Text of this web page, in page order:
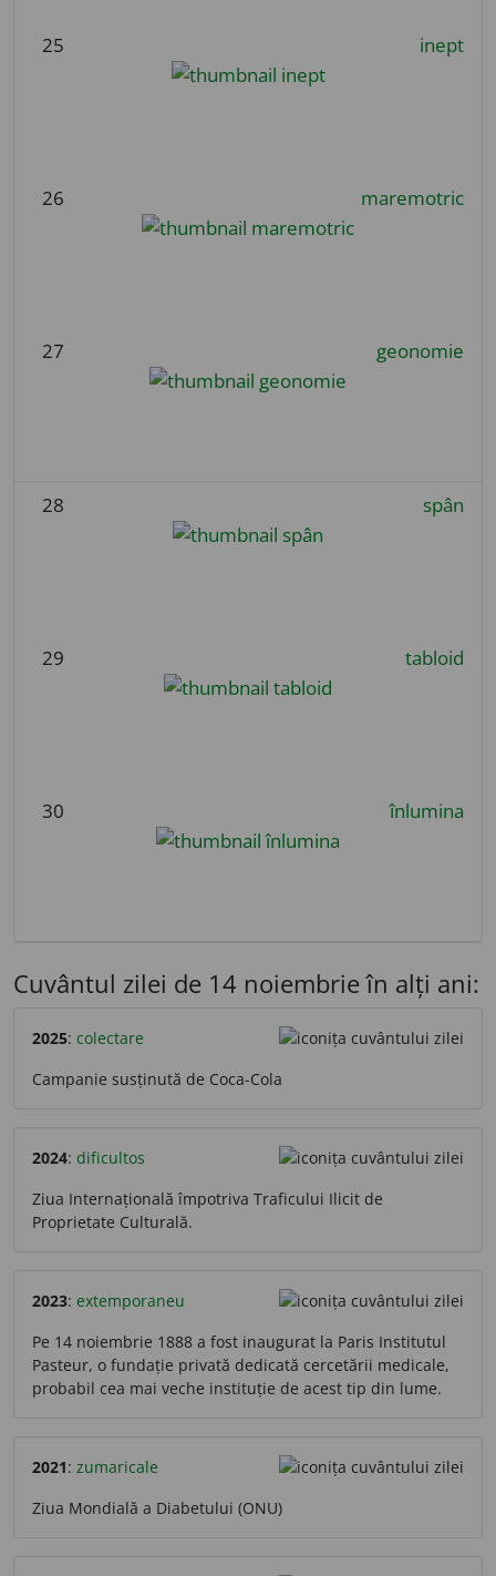
25 inept
26 maremotric
27 geonomie
28 spân
29 tabloid
30 înlumina
Cuvântul zilei de 14 noiembrie în alți ani:
2025: colectare
Campanie susținută de Coca-Cola
2024: dificultos
Ziua Internațională împotriva Traficului Ilicit de
Proprietate Culturală.
2023: extemporaneu
Pe 14 noiembrie 1888 a fost inaugurat la Paris Institutul
Pasteur, o fundație privată dedicată cercetării medicale,
probabil cea mai veche instituție de acest tip din lume.
2021: zumaricale
Ziua Mondială a Diabetului (ONU)